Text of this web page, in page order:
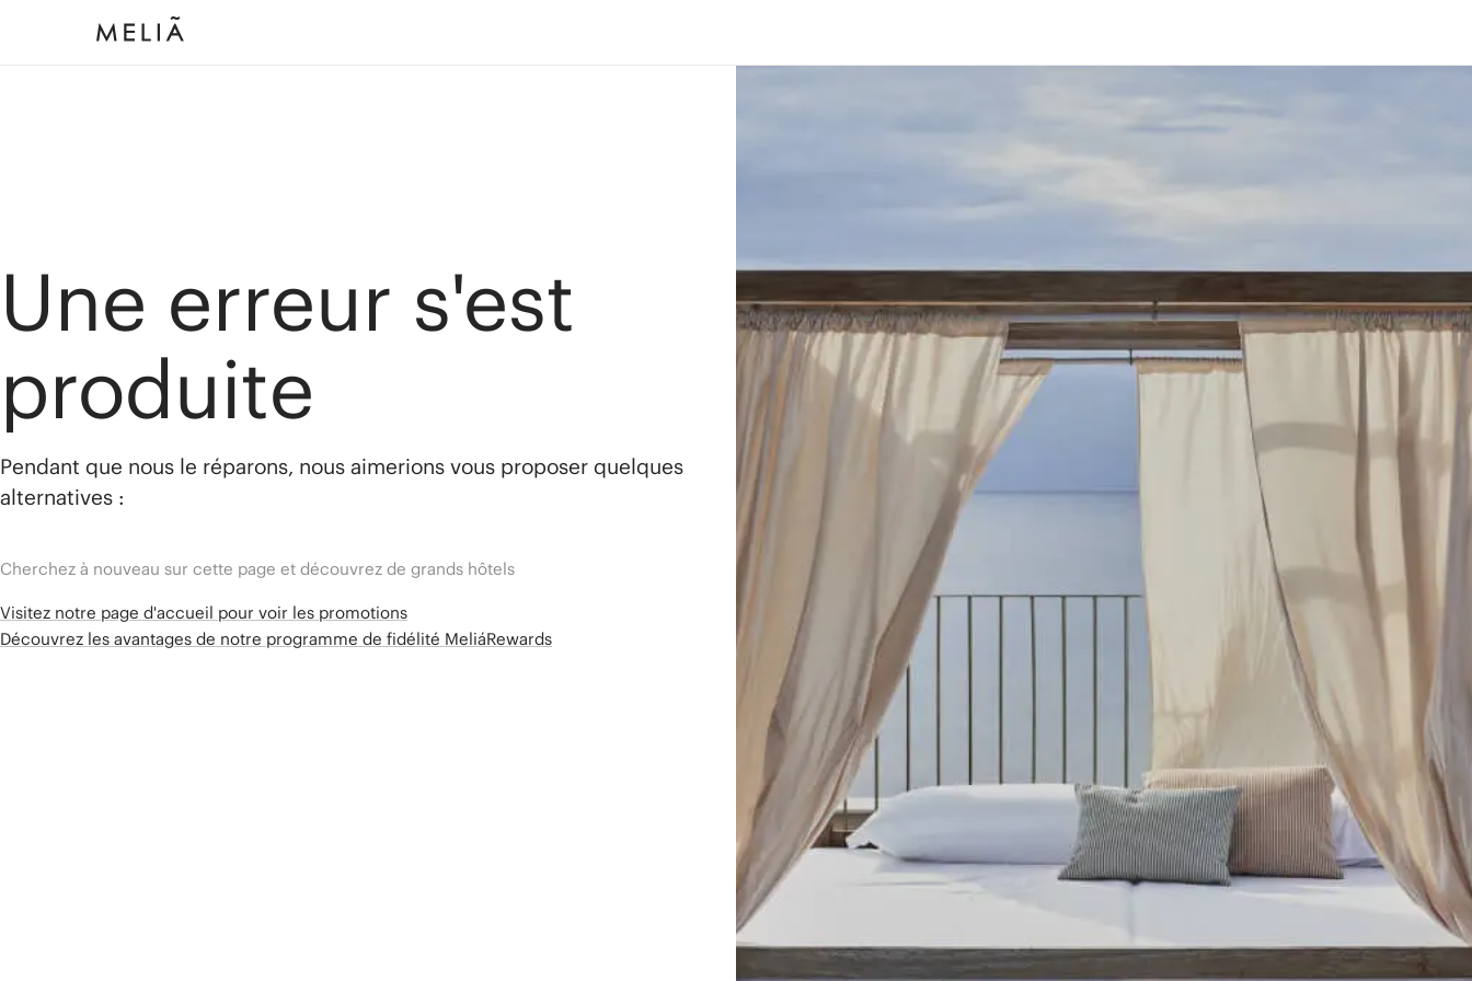
Une erreur s'est
produite
Pendant que nous le réparons, nous aimerions vous proposer quelques
alternatives :
Cherchez à nouveau sur cette page et découvrez de grands hôtels
Visitez notre page d'accueil pour voir les promotions
Découvrez les avantages de notre programme de fidélité MeliáRewards